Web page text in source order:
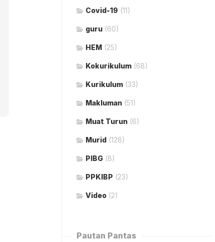
Covid-19 (11)
guru (60)
HEM (25)
Kokurikulum (68)
Kurikulum (33)
Makluman (51)
Muat Turun (6)
Murid (128)
PIBG (8)
PPKIBP (23)
Video (2)
Pautan Pantas